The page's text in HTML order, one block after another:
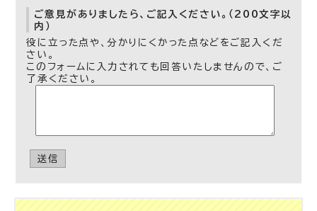
ご意見がありましたら、ご記入ください。（200文字以
内）
役に立った点や、分かりにくかった点などをご記入くだ
さい。
このフォームに入力されても回答いたしませんので、ご
了承ください。
送信